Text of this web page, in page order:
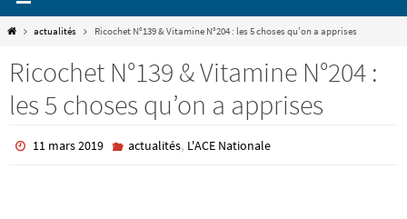
Homeactualités Ricochet N°139 & Vitamine N°204 : les 5 choses qu’on a apprises
Ricochet N°139 & Vitamine N°204 :
les 5 choses qu’on a apprises
11 mars 2019 actualités, L'ACE Nationale